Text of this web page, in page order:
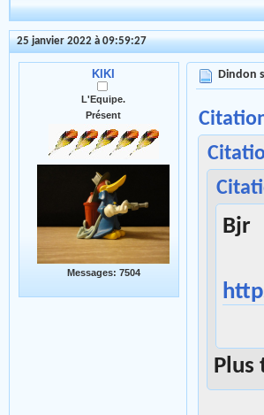
25 janvier 2022 à 09:59:27
KIKI
L'Equipe.
Présent
Messages: 7504
Dindon
Bjr